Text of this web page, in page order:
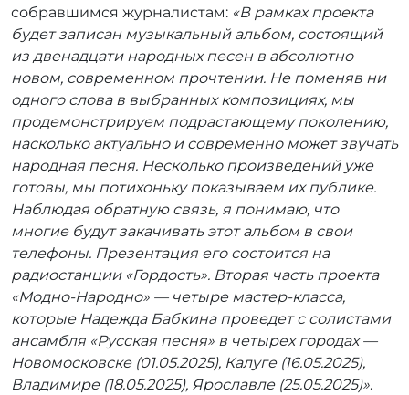
собравшимся журналистам: «В рамках проекта
будет записан музыкальный альбом, состоящий
из двенадцати народных песен в абсолютно
новом, современном прочтении. Не поменяв ни
одного слова в выбранных композициях, мы
продемонстрируем подрастающему поколению,
насколько актуально и современно может звучать
народная песня. Несколько произведений уже
готовы, мы потихоньку показываем их публике.
Наблюдая обратную связь, я понимаю, что
многие будут закачивать этот альбом в свои
телефоны. Презентация его состоится на
радиостанции «Гордость». Вторая часть проекта
«Модно-Народно» — четыре мастер-класса,
которые Надежда Бабкина проведет с солистами
ансамбля «Русская песня» в четырех городах —
Новомосковске (01.05.2025), Калуге (16.05.2025),
Владимире (18.05.2025), Ярославле (25.05.2025)».